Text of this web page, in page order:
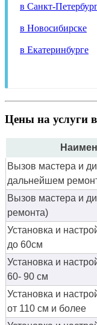
в Санкт-
в Новосибирске
в Екатеринбурге
Цены на услуги
Вызов мастера и
дальнейшем
Вызов мастера и
ремонта)
Установка и
до 60см
Установка и
60- 90 см
Установка и
от 110 см и более